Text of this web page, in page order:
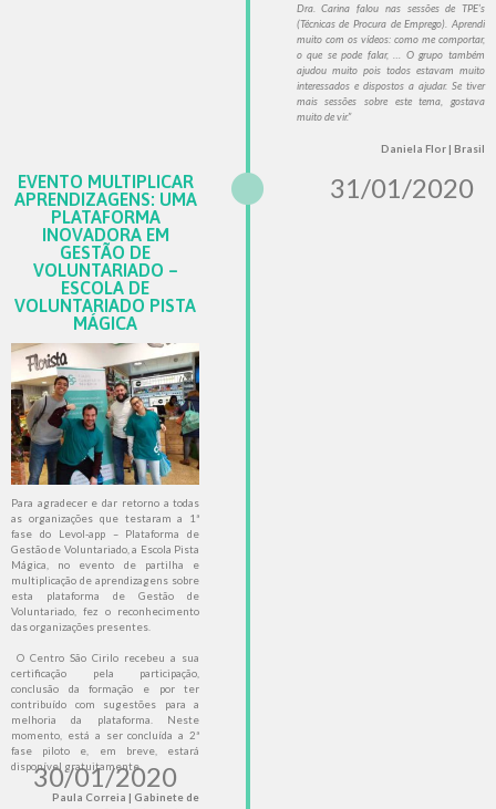
Dra. Carina falou nas sessões de TPE’s
(Técnicas de Procura de Emprego). Aprendi
muito com os vídeos: como me comportar,
o que se pode falar, … O grupo também
ajudou muito pois todos estavam muito
interessados e dispostos a ajudar. Se tiver
mais sessões sobre este tema, gostava
muito de vir.”
Daniela Flor | Brasil
EVENTO MULTIPLICAR
APRENDIZAGENS: UMA
PLATAFORMA
INOVADORA EM
GESTÃO DE
VOLUNTARIADO –
ESCOLA DE
VOLUNTARIADO PISTA
MÁGICA
Para agradecer e dar retorno a todas
as organizações que testaram a 1ª
fase do Levol-app – Plataforma de
Gestão de Voluntariado, a Escola Pista
Mágica, no evento de partilha e
multiplicação de aprendizagens sobre
esta plataforma de Gestão de
Voluntariado, fez o reconhecimento
das organizações presentes.
O Centro São Cirilo recebeu a sua
certificação pela participação,
conclusão da formação e por ter
contribuído com sugestões para a
melhoria da plataforma. Neste
momento, está a ser concluída a 2ª
fase piloto e, em breve, estará
disponível gratuitamente.
Paula Correia | Gabinete de
31/01/2020
30/01/2020